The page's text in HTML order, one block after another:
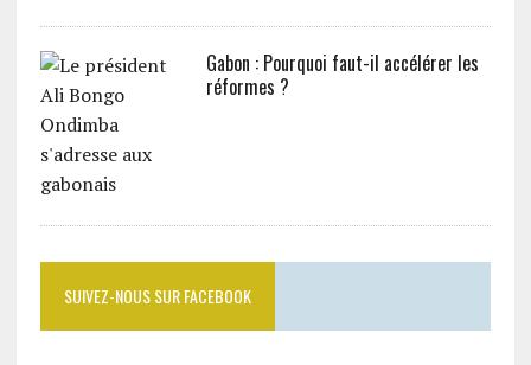
Gabon : Pourquoi faut-il accélérer les
réformes ?
SUIVEZ-NOUS SUR FACEBOOK